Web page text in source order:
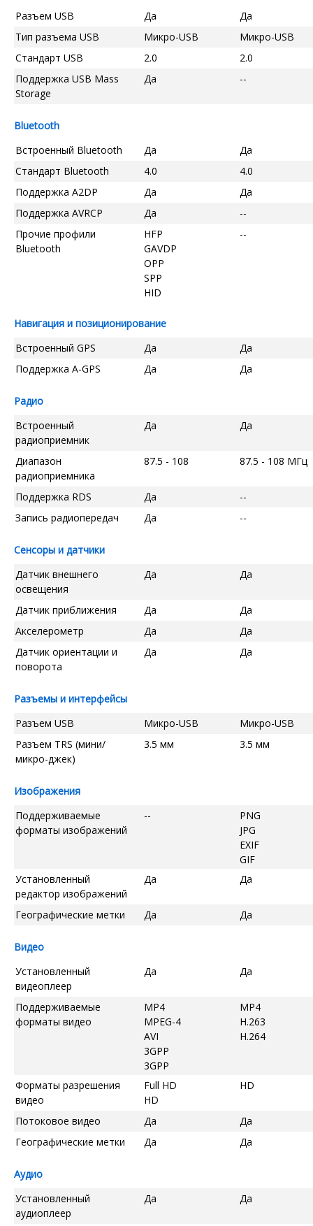
Разъем USB Да
Да
Тип разъема USB
Микро-USB
Микро-USB
Стандарт USB
2.0
2.0
Поддержка USB Mass
Storage
Да --
Bluetooth
Встроенный Bluetooth
Да
Да
Стандарт Bluetooth
4.0
4.0
Поддержка A2DP
Да
Да
Поддержка AVRCP
Да
--
Прочие профили
Bluetooth
HFP
GAVDP
OPP
SPP
HID
--
Навигация и позиционирование
Встроенный GPS
Да
Да
Поддержка A-GPS
Да Да
Радио
Встроенный
радиоприемник
Да Да
Диапазон
радиоприемника
87.5 - 108 87.5 - 108 МГц
Поддержка RDS Да
--
Запись радиопередач
Да --
Сенсоры и датчики
Датчик внешнего
освещения
Да Да
Датчик приближения Да
Да
Акселерометр
Да
Да
Датчик ориентации и
поворота
Да Да
Разъемы и интерфейсы
Разъем USB
Микро-USB
Микро-USB
Разъем TRS (мини/
микро-джек)
3.5 мм 3.5 мм
Изображения
Поддерживаемые
форматы изображений
--
PNG
JPG
EXIF
GIF
Установленный
редактор изображений
Да Да
Географические метки Да Да
Видео
Установленный
видеоплеер
Да Да
Поддерживаемые
форматы видео
MP4
MPEG-4
AVI
3GPP
3GPP
MP4
H.263
H.264
Форматы разрешения
видео
Full HD
HD
HD
Потоковое видео Да
Да
Географические метки
Да Да
Аудио
Установленный
аудиоплеер
Да Да